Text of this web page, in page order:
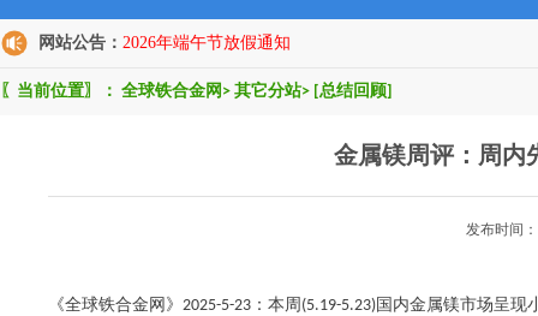
网站公告： 2026年端午节放假通知
〖当前位置〗： 全球铁合金网 > 其它分站> [总结回顾]
金属镁周评：周内
发布时间
《全球铁合金网》2025-5-23：本周(5.19-5.23)国内金属镁市场呈